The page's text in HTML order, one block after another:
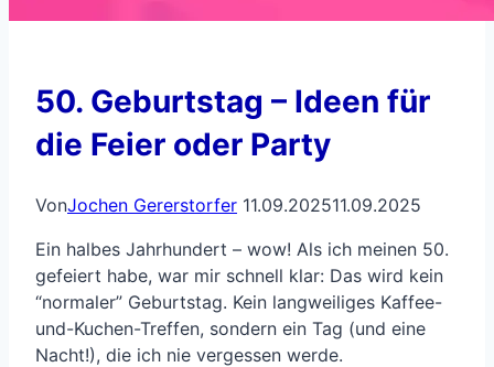
50. Geburtstag – Ideen für
die Feier oder Party
VonJochen Gererstorfer 11.09.202511.09.2025
Ein halbes Jahrhundert – wow! Als ich meinen 50.
gefeiert habe, war mir schnell klar: Das wird kein
“normaler” Geburtstag. Kein langweiliges Kaffee-
und-Kuchen-Treffen, sondern ein Tag (und eine
Nacht!), die ich nie vergessen werde.